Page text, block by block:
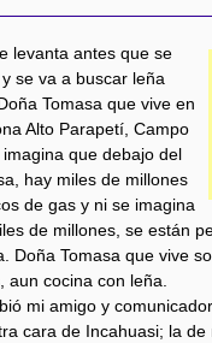
levanta antes que se
se va a buscar leña
Tomasa que vive en
Alto Parapetí, Campo
que debajo del
hay miles de millones
de gas y ni se imagina
de millones, se están
Doña Tomasa que vive
cocina con leña.
mi amigo y
cara de Incahuasi; la de